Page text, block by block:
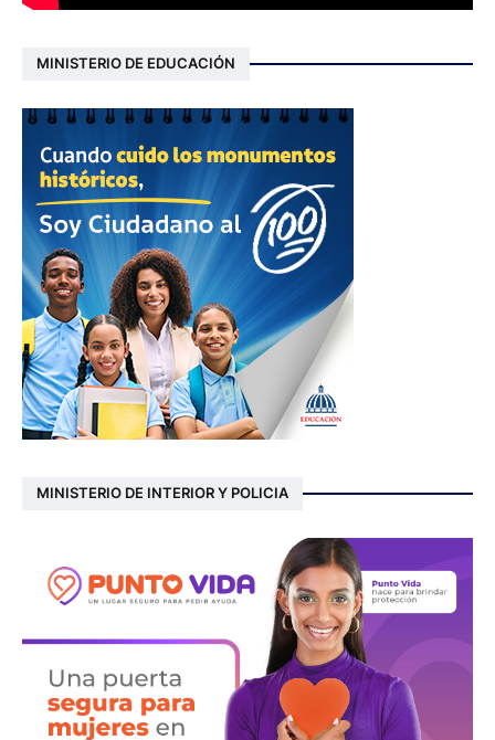
MINISTERIO DE EDUCACIÓN
MINISTERIO DE INTERIOR Y POLICIA